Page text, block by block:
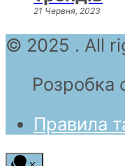
21 Червня, 2023
© 2025 . All
Розробка
Правила